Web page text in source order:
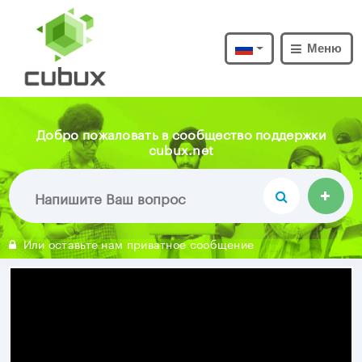
Меню
Добро пожаловать в сообщество поддержки
cubux.net
Или оставьте нам приватное сообщение